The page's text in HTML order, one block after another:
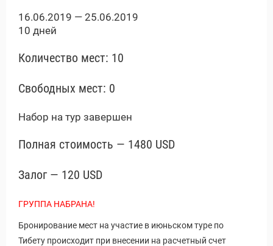
16.06.2019 — 25.06.2019
10 дней
Количество мест: 10
Свободных мест: 0
Набор на тур завершен
Полная стоимость — 1480 USD
Залог — 120 USD
ГРУППА НАБРАНА!
Бронирование мест на участие в июньском туре по
Тибету происходит при внесении на расчетный счет